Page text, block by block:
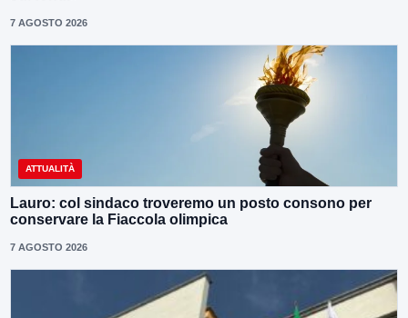
7 AGOSTO 2026
ATTUALITÀ
Lauro: col sindaco troveremo un posto consono per
conservare la Fiaccola olimpica
7 AGOSTO 2026